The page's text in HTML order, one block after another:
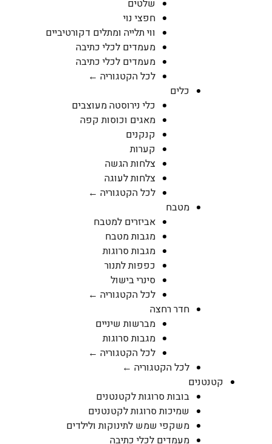
שלטים
חפצי נוי
ווי תלייה ומתלים דקורטיביים
מעמדים לכלי כתיבה
מעמדים לכלי כתיבה
לכל הקטגוריה ←
כלים
כלי נירוסטה מעוצבים
מאגים וכוסות קפה
קנקנים
קערות
צלחות הגשה
צלחות לעוגה
לכל הקטגוריה ←
מטבח
אביזרים למטבח
מגבות מטבח
מגבות סרוגות
כפפות לתנור
סינרי בישול
לכל הקטגוריה ←
חדר רחצה
מברשות שיניים
מגבות סרוגות
לכל הקטגוריה ←
לכל הקטגוריה ←
קטנטנים
בובות סרוגות לקטנטנים
שמיכות סרוגות לקטנטנים
משקפי שמש לתינוקות ולילדים
מעמדים לכלי כתיבה